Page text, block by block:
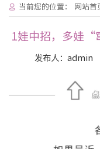
当前您的位置： 网站首
1娃中招，多娃
发布人：admin